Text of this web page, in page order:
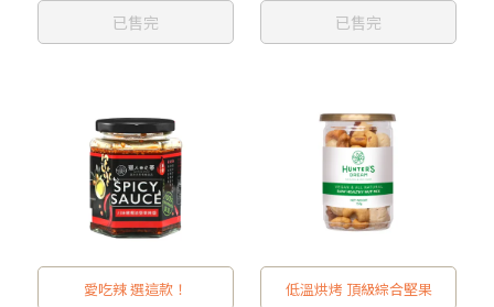
已售完 已售完
愛吃辣 選這款！ 低溫烘烤 頂級綜合堅果